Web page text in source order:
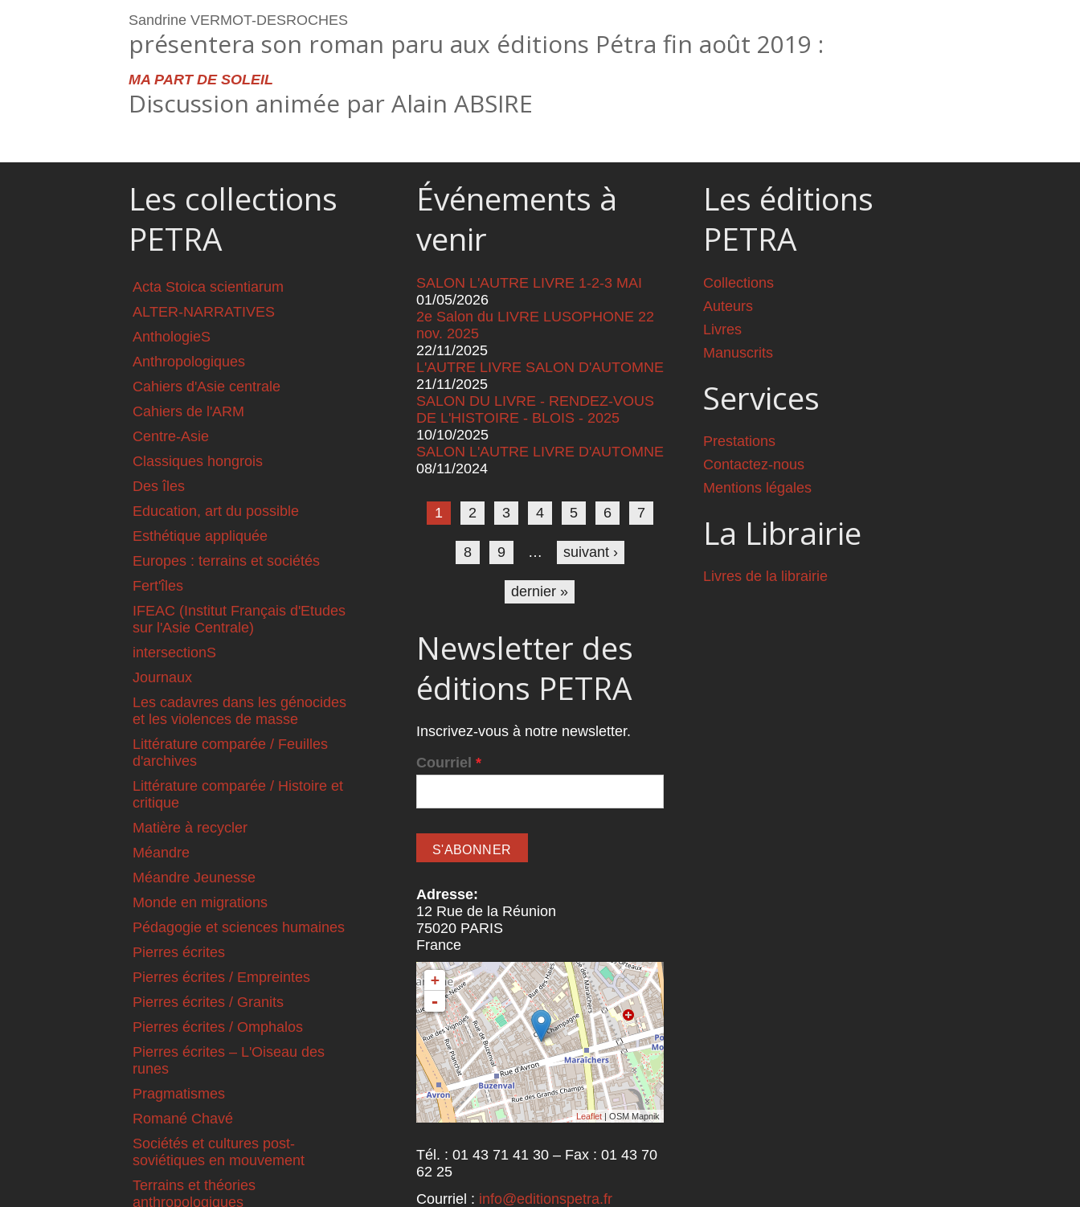
Sandrine VERMOT-DESROCHES
présentera son roman paru aux éditions Pétra fin août 2019 :
MA PART DE SOLEIL
Discussion animée par Alain ABSIRE
Les collections
PETRA
Acta Stoica scientiarum
ALTER-NARRATIVES
AnthologieS
Anthropologiques
Cahiers d'Asie centrale
Cahiers de l'ARM
Centre-Asie
Classiques hongrois
Des îles
Education, art du possible
Esthétique appliquée
Europes : terrains et sociétés
Fert'îles
IFEAC (Institut Français d'Etudes
sur l'Asie Centrale)
intersectionS
Journaux
Les cadavres dans les génocides
et les violences de masse
Littérature comparée / Feuilles
d'archives
Littérature comparée / Histoire et
critique
Matière à recycler
Méandre
Méandre Jeunesse
Monde en migrations
Pédagogie et sciences humaines
Pierres écrites
Pierres écrites / Empreintes
Pierres écrites / Granits
Pierres écrites / Omphalos
Pierres écrites – L'Oiseau des
runes
Pragmatismes
Romané Chavé
Sociétés et cultures post-
soviétiques en mouvement
Terrains et théories
anthropologiques
Événements à
venir
SALON L'AUTRE LIVRE 1-2-3 MAI
01/05/2026
2e Salon du LIVRE LUSOPHONE 22
nov. 2025
22/11/2025
L'AUTRE LIVRE SALON D'AUTOMNE
21/11/2025
SALON DU LIVRE - RENDEZ-VOUS
DE L'HISTOIRE - BLOIS - 2025
10/10/2025
SALON L'AUTRE LIVRE D'AUTOMNE
08/11/2024
Pages
1 2 3 4 5 6 7
8 9 … suivant ›
dernier »
Newsletter des
éditions PETRA
Inscrivez-vous à notre newsletter.
Courriel *
Adresse:
12 Rue de la Réunion
75020 PARIS
France
+
-
Leaflet | OSM Mapnik
Tél. : 01 43 71 41 30 – Fax : 01 43 70
62 25
Courriel : info@editionspetra.fr
Les éditions
PETRA
Collections
Auteurs
Livres
Manuscrits
Services
Prestations
Contactez-nous
Mentions légales
La Librairie
Livres de la librairie